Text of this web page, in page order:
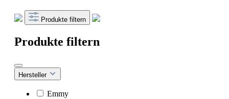
Produkte filtern
Produkte filtern
Hersteller
Emmy